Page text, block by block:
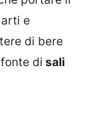
e
di bere
di sali